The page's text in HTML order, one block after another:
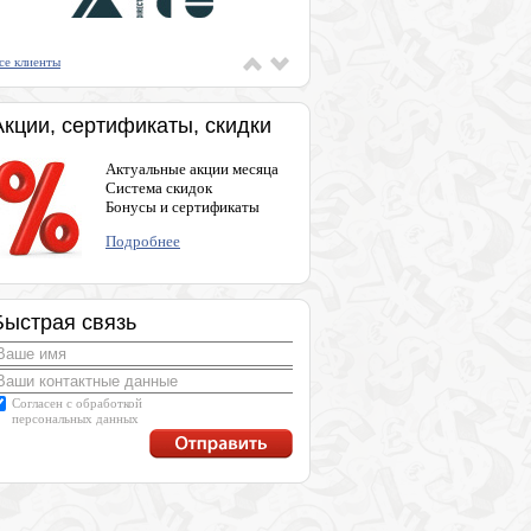
клиенты
сертификаты, скидки
Актуальные акции месяца
Система скидок
Бонусы и сертификаты
Подробнее
связь